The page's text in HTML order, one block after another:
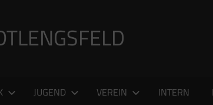
JUGEND VEREIN INTERN